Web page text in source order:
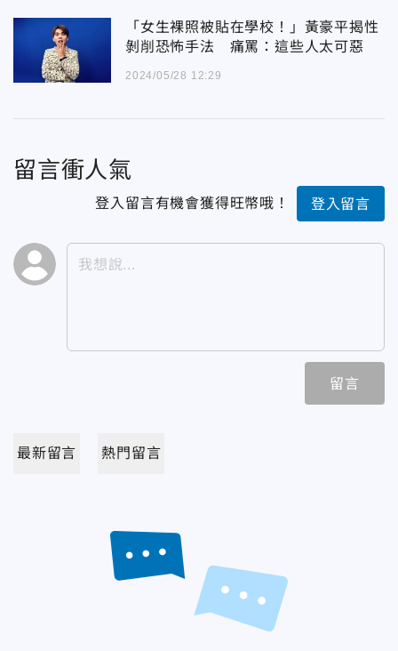
「女生裸照被貼在學校！」黃豪平揭性
剝削恐怖手法 痛罵：這些人太可惡
2024/05/28 12:29
留言衝人氣
登入留言有機會獲得旺幣哦！ 登入留言
留言
最新留言 熱門留言